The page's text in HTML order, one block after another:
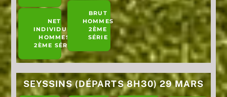
NET
INDIVIDUEL
HOMMES
2ÈME SÉRIE
BRUT
HOMMES
2ÈME
SÉRIE
SEYSSINS (DÉPARTS 8H30) 29 MARS